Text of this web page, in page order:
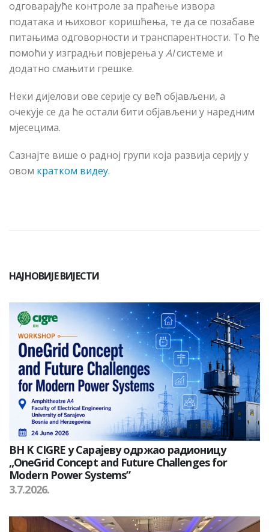
одговарајуће контроле за праћење извора
података и њиховог коришћења, те да се позабаве
питањима одговорности и транспарентности. То ће
помоћи у изградњи повјерења уAIсистеме и
додатно смањити грешке.
Неки дијелови ове серије су већ објављени, а
очекује се да ће остали бити објављени у наредним
мјесецима.
Сазнајте више о радној групи која развија серију у
овом кратком видеу.
НАЈНОВИЈЕ ВИЈЕСТИ
BH K CIGRE у Сарајеву одржао радионицу
„OneGrid Concept and Future Challenges for
Modern Power Systems”
3.7.2026.